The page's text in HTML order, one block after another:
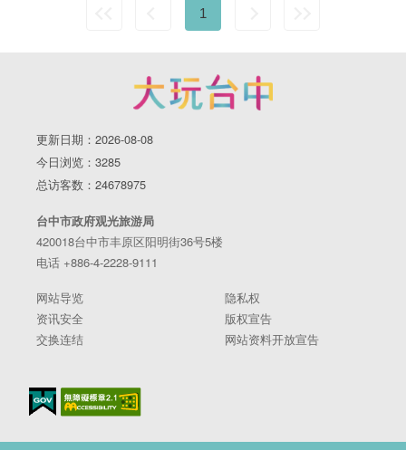
1
更新日期：2026-08-08
今日浏览：3285
总访客数：24678975
台中市政府观光旅游局
420018台中市丰原区阳明街36号5楼
电话 +886-4-2228-9111
网站导览
隐私权
资讯安全
版权宣告
交换连结
网站资料开放宣告